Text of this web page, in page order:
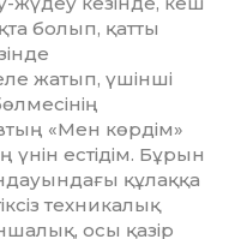
болып, қатты
жатып, үшінші
«Мен көрдім»
естідім. Бұрын
құлаққа
техникалық
осы қазір